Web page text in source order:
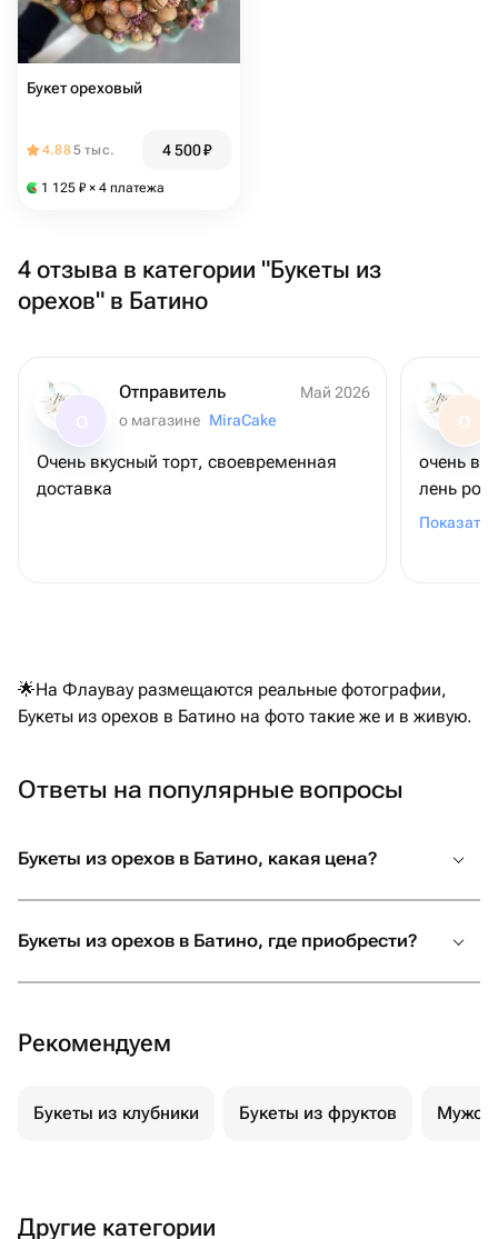
Букет ореховый
4.885 тыс. 4 500₽
1 125 ₽ × 4 платежа
4 отзыва в категории "Букеты из
орехов" в Батино
Отправитель
Май 2026
о магазине MiraCake
Очень вкусный торт, своевременная
доставка
О
очень
лень
общении
на
Показать
🌟На Флаувау размещаются реальные фотографии,
Букеты из орехов в Батино на фото такие же и в живую.
Ответы на популярные вопросы
Букеты из орехов в Батино, какая цена?
Букеты из орехов в Батино, где приобрести?
Рекомендуем
Букеты из клубники Букеты из фруктов
Другие категории